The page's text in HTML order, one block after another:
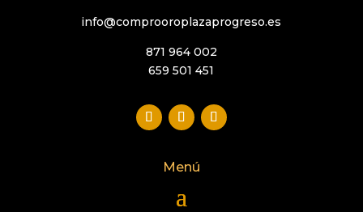
info@comprooroplazaprogreso.es
871 964 002
659 501 451
Menú